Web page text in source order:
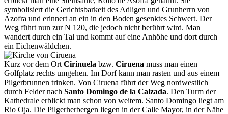
symbolisiert die Gerichtsbarkeit des Adligen und Grunherrn von
Azofra und erinnert an ein in den Boden gesenktes Schwert. Der
Weg führt nun zur N 120, die jedoch nicht berührt wird. Man
wandert durch ein Tal und kommt auf eine Anhöhe und dort durch
ein Eichenwäldchen.
Kurz vor dem Ort Cirinuela bzw. Ciruena muss man einen
Golfplatz rechts umgehen. Im Dorf kann man rasten und aus einem
Pilgerbrunnen trinken. Von Ciruena führt der Weg nordwestlich
durch Felder nach Santo Domingo de la Calzada. Den Turm der
Kathedrale erblickt man schon von weitem. Santo Domingo liegt am
Rio Oja. Die Pilgerherbergen liegen in der Calle Mayor, in der Nähe